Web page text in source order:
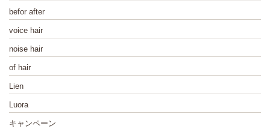
befor after
voice hair
noise hair
of hair
Lien
Luora
キャンペーン